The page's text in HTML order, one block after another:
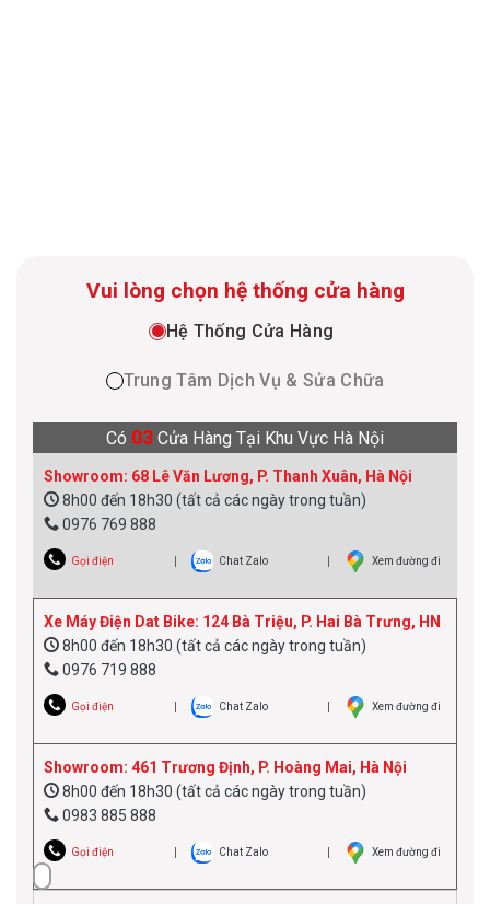
Vui lòng chọn hệ thống cửa hàng
Hệ Thống Cửa Hàng
Trung Tâm Dịch Vụ & Sửa Chữa
Có 03 Cửa Hàng Tại Khu Vực Hà Nội
Showroom: 68 Lê Văn Lương, P. Thanh Xuân, Hà Nội
8h00 đến 18h30 (tất cả các ngày trong tuần)
0976 769 888
Gọi điện Chat Zalo Xem đường đi
Xe Máy Điện Dat Bike: 124 Bà Triệu, P. Hai Bà Trưng, HN
8h00 đến 18h30 (tất cả các ngày trong tuần)
0976 719 888
Gọi điện Chat Zalo Xem đường đi
Showroom: 461 Trương Định, P. Hoàng Mai, Hà Nội
8h00 đến 18h30 (tất cả các ngày trong tuần)
0983 885 888
Gọi điện Chat Zalo Xem đường đi